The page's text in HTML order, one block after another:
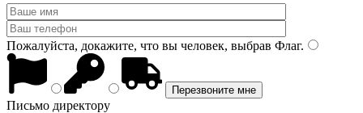
Пожалуйста, докажите, что вы человек, выбрав Флаг.
Письмо директору